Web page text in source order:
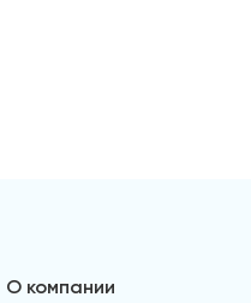
О компании